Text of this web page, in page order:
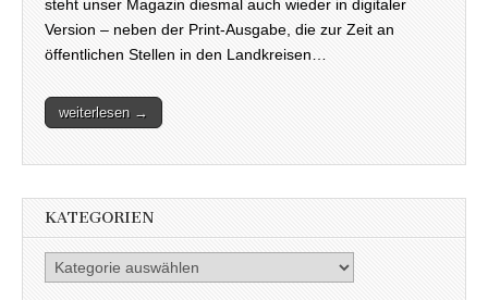
steht unser Magazin diesmal auch wieder in digitaler
Version – neben der Print-Ausgabe, die zur Zeit an
öffentlichen Stellen in den Landkreisen…
weiterlesen →
KATEGORIEN
Kategorien